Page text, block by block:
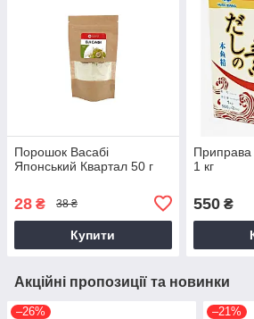
Порошок Васабі
Японський Квартал 50 г
28 ₴ 38 ₴
Купити
1 кг
550₴
Акційні пропозиції та новинки
–26% –21%